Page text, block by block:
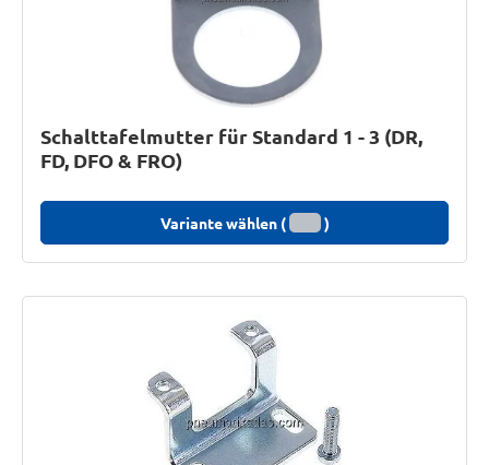
Schalttafelmutter für Standard 1 - 3 (DR,
FD, DFO & FRO)
Variante wählen ( )